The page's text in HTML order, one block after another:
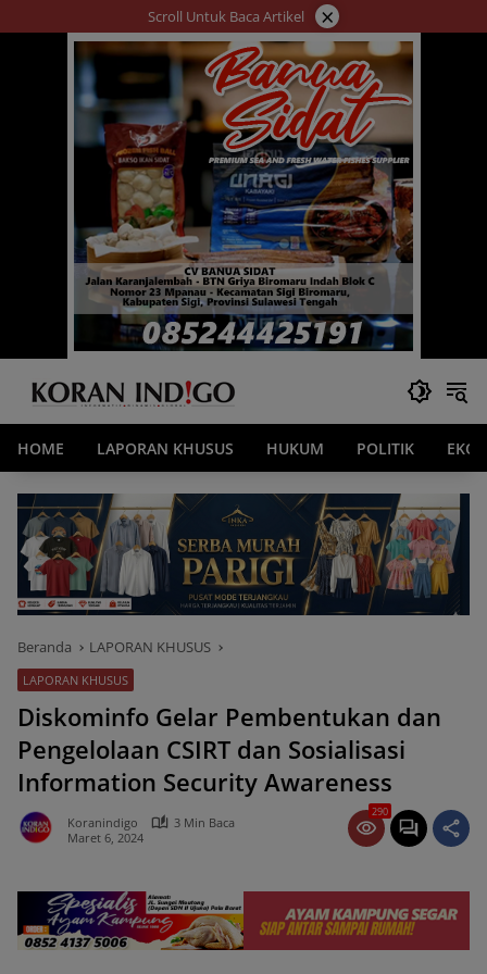
ke
Scroll Untuk Baca Artikel ×
HOME LAPORAN KHUSUS HUKUM POLITIK
Beranda LAPORAN KHUSUS
LAPORAN KHUSUS
Diskominfo Gelar Pembentukan dan
Pengelolaan CSIRT dan Sosialisasi
Information Security Awareness
Koranindigo
3 Min Baca
Maret 6, 2024
290